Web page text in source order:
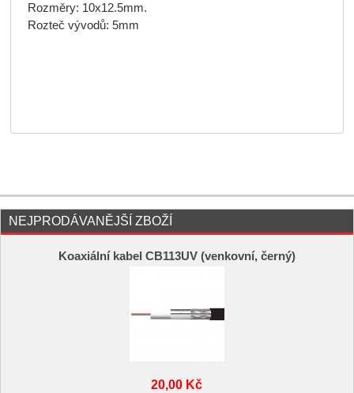
Rozměry: 10x12.5mm.
Rozteč vývodů: 5mm
NEJPRODÁVANĚJŠÍ ZBOŽÍ
Koaxiální kabel CB113UV (venkovní, černý)
20,00 Kč